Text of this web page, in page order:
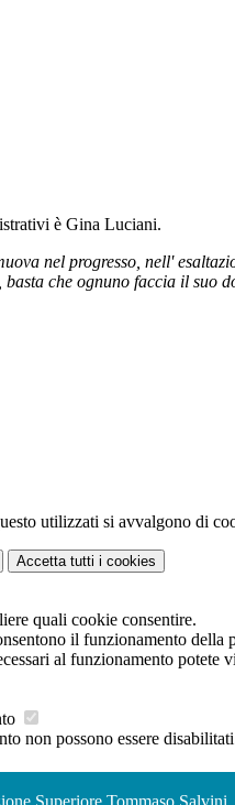
è Gina Luciani.
nel progresso, nell'
che ognuno faccia il suo
utilizzati si avvalgono di
Accetta tutti i cookies
quali cookie consentire.
il funzionamento della
al funzionamento potete
non possono essere
Superiore Tommaso Salvini